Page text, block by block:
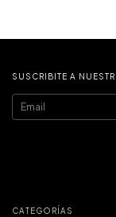
SUSCRIBITE A
CATEGORÍAS